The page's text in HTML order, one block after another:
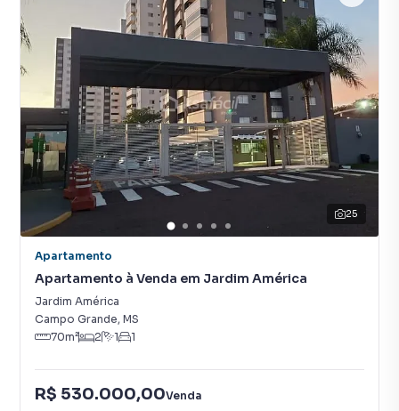
25
Apartamento
Apartamento à Venda em Jardim América
Jardim América
Campo Grande, MS
70m² 2 1 1
R$ 530.000,00Venda